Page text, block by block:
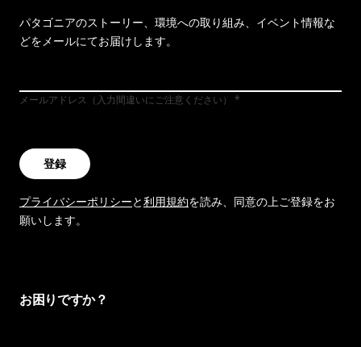
パタゴニアのストーリー、環境への取り組み、イベント情報な
どをメールにてお届けします。
メールアドレス（入力間違いにご注意ください）
登録
プライバシーポリシーと利用規約を読み、同意の上ご登録をお
願いします。
お困りですか？